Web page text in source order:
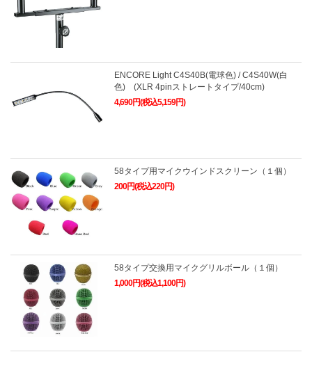
ENCORE Light C4S40B(電球色) / C4S40W(白
色) (XLR 4pinストレートタイプ/40cm)
4,690円(税込5,159円)
58タイプ用マイクウインドスクリーン（１個）
200円(税込220円)
58タイプ交換用マイクグリルボール（１個）
1,000円(税込1,100円)